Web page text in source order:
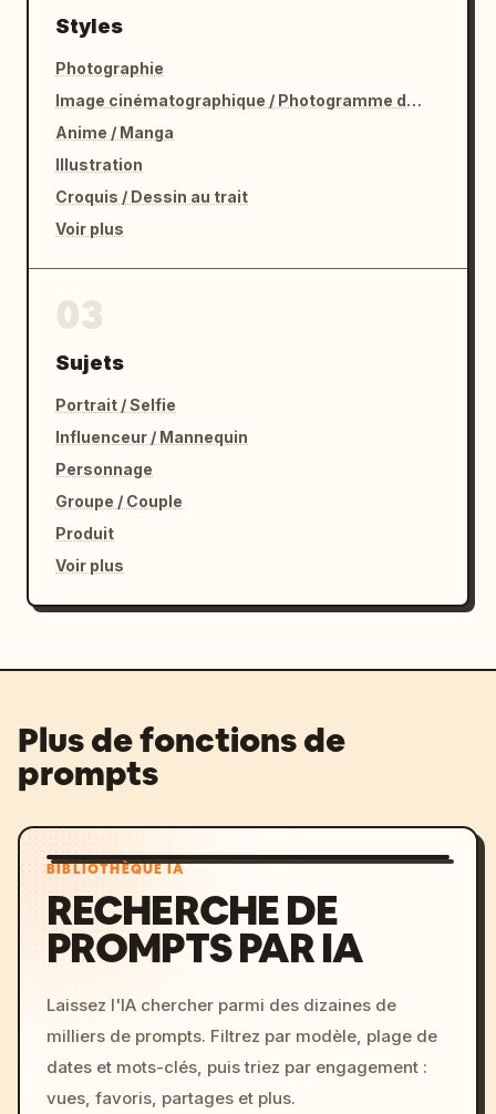
Styles
Photographie
Image cinématographique / Photogramme de film
Anime / Manga
Illustration
Croquis / Dessin au trait
Voir plus
Sujets
Portrait / Selfie
Influenceur / Mannequin
Personnage
Groupe / Couple
Produit
Voir plus
Plus de fonctions de
prompts
BIBLIOTHÈQUE IA
RECHERCHE DE
PROMPTS PAR IA
Laissez l'IA chercher parmi des dizaines de
milliers de prompts. Filtrez par modèle, plage de
dates et mots-clés, puis triez par engagement :
vues, favoris, partages et plus.